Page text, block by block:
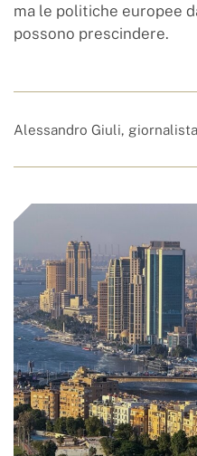
ma le politiche europee
possono prescindere.
Alessandro Giuli,